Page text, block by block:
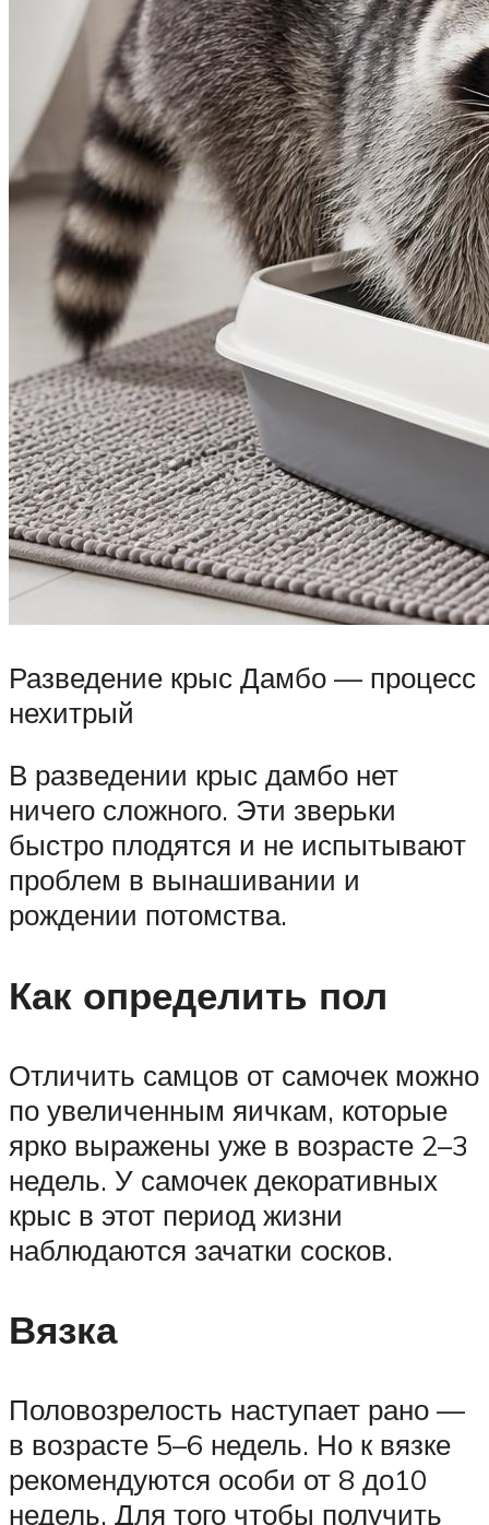
Разведение крыс Дамбо — процесс
нехитрый
В разведении крыс дамбо нет
ничего сложного. Эти зверьки
быстро плодятся и не испытывают
проблем в вынашивании и
рождении потомства.
Как определить пол
Отличить самцов от самочек можно
по увеличенным яичкам, которые
ярко выражены уже в возрасте 2–3
недель. У самочек декоративных
крыс в этот период жизни
наблюдаются зачатки сосков.
Вязка
Половозрелость наступает рано —
в возрасте 5–6 недель. Но к вязке
рекомендуются особи от 8 до10
недель. Для того чтобы получить